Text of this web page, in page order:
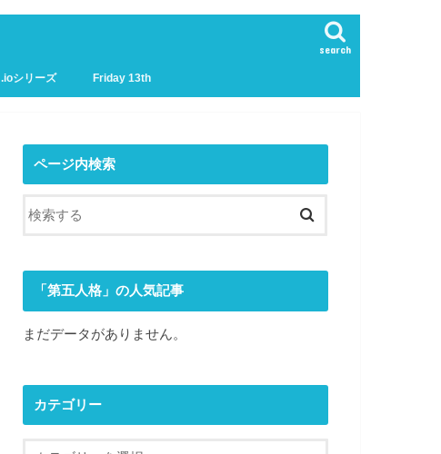
search
.ioシリーズ Friday 13th
ページ内検索
「第五人格」の人気記事
まだデータがありません。
カテゴリー